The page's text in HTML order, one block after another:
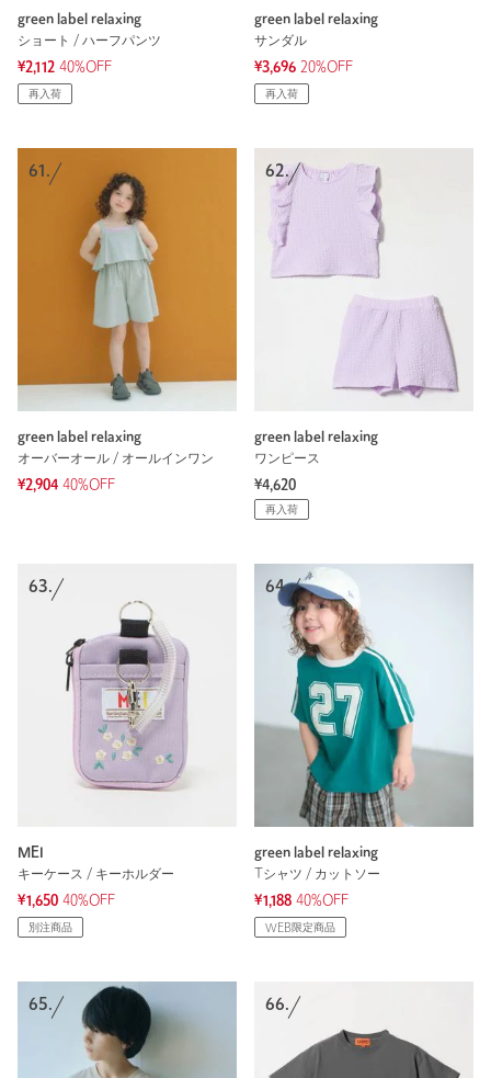
green label relaxing
ショート / ハーフパンツ
¥2,112 40%OFF
再入荷
green label relaxing
サンダル
¥3,696 20%OFF
再入荷
61.
green label relaxing
オーバーオール / オールインワン
¥2,904 40%OFF
62.
green label relaxing
ワンピース
¥4,620
再入荷
63.
MEI
キーケース / キーホルダー
¥1,650 40%OFF
別注商品
64.
green label relaxing
Tシャツ / カットソー
¥1,188 40%OFF
WEB限定商品
65. 66.